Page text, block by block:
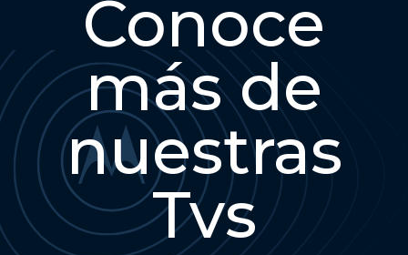
Conoce
más de
nuestras
Tvs